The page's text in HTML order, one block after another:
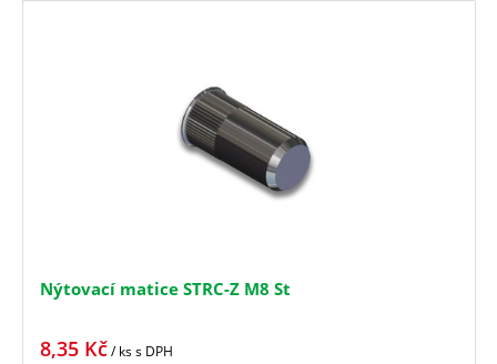
Nýtovací matice STRC-Z M8 St
8,35 Kč/ kss DPH